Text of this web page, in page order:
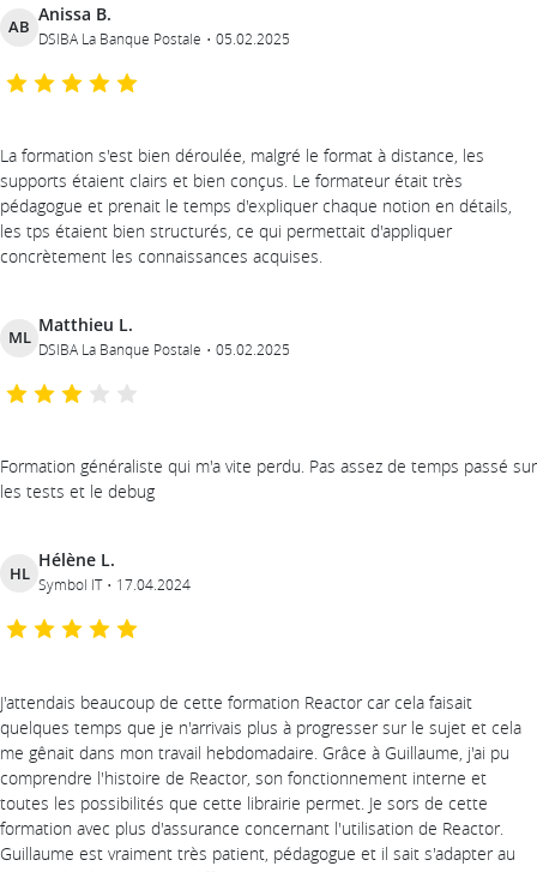
AB
Anissa B.
DSIBA La Banque Postale 05.02.2025
La formation s'est bien déroulée, malgré le format à distance, les
supports étaient clairs et bien conçus. Le formateur était très
pédagogue et prenait le temps d'expliquer chaque notion en détails,
les tps étaient bien structurés, ce qui permettait d'appliquer
concrètement les connaissances acquises.
ML
Matthieu L.
DSIBA La Banque Postale 05.02.2025
Formation généraliste qui m'a vite perdu. Pas assez de temps passé sur
les tests et le debug
HL
Hélène L.
Symbol IT 17.04.2024
J'attendais beaucoup de cette formation Reactor car cela faisait
quelques temps que je n'arrivais plus à progresser sur le sujet et cela
me gênait dans mon travail hebdomadaire. Grâce à Guillaume, j'ai pu
comprendre l'histoire de Reactor, son fonctionnement interne et
toutes les possibilités que cette librairie permet. Je sors de cette
formation avec plus d'assurance concernant l'utilisation de Reactor.
Guillaume est vraiment très patient, pédagogue et il sait s'adapter au